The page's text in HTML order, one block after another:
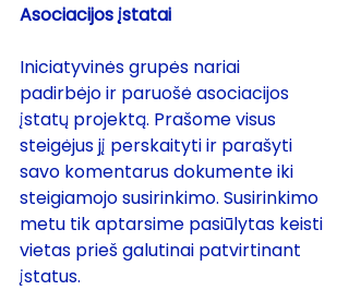
Asociacijos įstatai
Iniciatyvinės grupės nariai
padirbėjo ir paruošė asociacijos
įstatų projektą. Prašome visus
steigėjus jį perskaityti ir parašyti
savo komentarus dokumente iki
steigiamojo susirinkimo. Susirinkimo
metu tik aptarsime pasiūlytas keisti
vietas prieš galutinai patvirtinant
įstatus.